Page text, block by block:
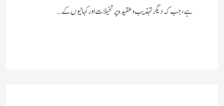
ہے، جب کہ دیگر تہذیب و عقیدہ پر تخیلات اور کہانیوں کے…